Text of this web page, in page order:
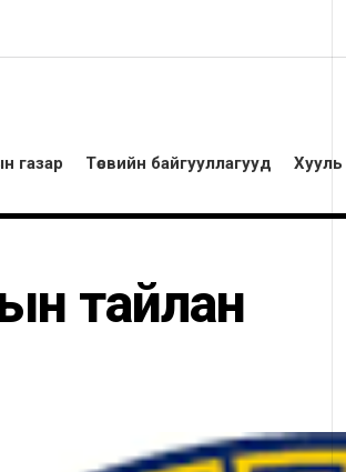
газар Төсвийн байгууллагууд Хууль
тайлан